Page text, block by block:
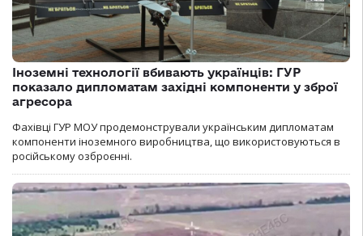
Іноземні технології вбивають українців: ГУР
показало дипломатам західні компоненти у зброї
агресора
Фахівці ГУР МОУ продемонстрували українським дипломатам
компоненти іноземного виробництва, що використовуються в
російському озброєнні.